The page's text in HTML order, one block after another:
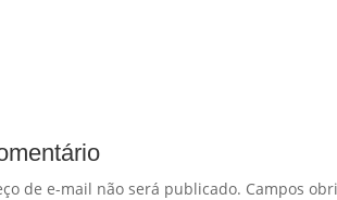
de e-mail não será publicado. Campos